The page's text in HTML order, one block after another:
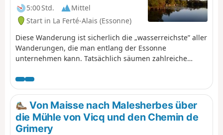
5:00 Std.
Mittel
Start in La Ferté-Alais (Essonne)
Diese Wanderung ist sicherlich die „wasserreichste” aller
Wanderungen, die man entlang der Essonne
unternehmen kann. Tatsächlich säumen zahlreiche
Freizeitaktivitäten; Teiche und Sümpfe, die ein
Naturschutzgebiet bilden, eine Quelle der Artenvielfalt
und ein Ort zur Beobachtung der Tierwelt sind.
Von Maisse nach Malesherbes über
die Mühle von Vicq und den Chemin de
Grimery